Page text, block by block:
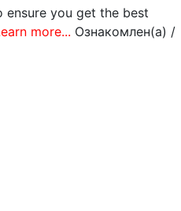
ensure you get the best
more... Ознакомлен(а) /